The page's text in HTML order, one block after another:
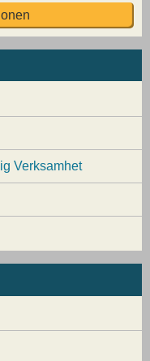
Verksamhet